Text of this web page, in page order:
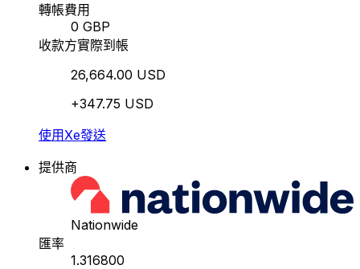
轉帳費用
0 GBP
收款方實際到帳
26,664.00 USD
+347.75 USD
使用Xe發送
提供商
Nationwide
匯率
1.316800